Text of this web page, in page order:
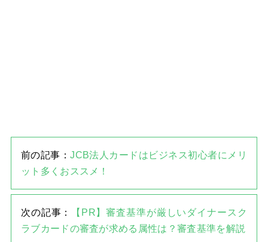
前の記事：JCB法人カードはビジネス初心者にメリ
ット多くおススメ！
次の記事：
【PR】審査基準が厳しいダイナースク
ラブカードの審査が求める属性は？審査基準を解説